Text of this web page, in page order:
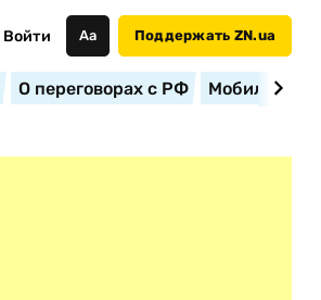
Войти Аа Поддержать ZN.ua
О переговорах с РФ